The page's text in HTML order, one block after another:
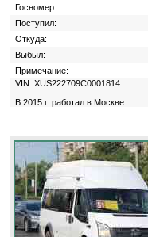
Госномер:
Поступил:
Откуда:
Выбыл:
Примечание:
VIN: XUS222709C0001814
В 2015 г. работал в Москве.